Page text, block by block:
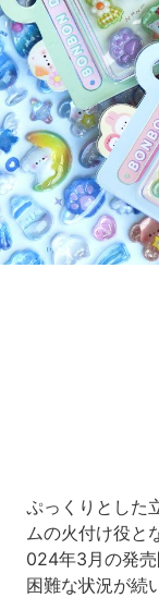
ぷっくりとした
ムの火付け役と
024年3月の発
困難な状況が続